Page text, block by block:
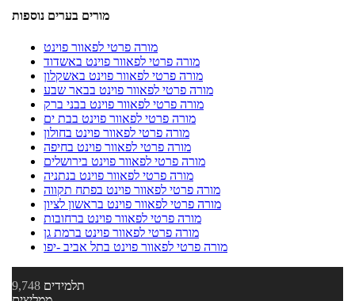
מורים בערים נוספות
מורה פרטי לפאוור פוינט
מורה פרטי לפאוור פוינט באשדוד
מורה פרטי לפאוור פוינט באשקלון
מורה פרטי לפאוור פוינט בבאר שבע
מורה פרטי לפאוור פוינט בבני ברק
מורה פרטי לפאוור פוינט בבת ים
מורה פרטי לפאוור פוינט בחולון
מורה פרטי לפאוור פוינט בחיפה
מורה פרטי לפאוור פוינט בירושלים
מורה פרטי לפאוור פוינט בנתניה
מורה פרטי לפאוור פוינט בפתח תקווה
מורה פרטי לפאוור פוינט בראשון לציון
מורה פרטי לפאוור פוינט ברחובות
מורה פרטי לפאוור פוינט ברמת גן
מורה פרטי לפאוור פוינט בתל אביב -יפו
9,748 תלמידים